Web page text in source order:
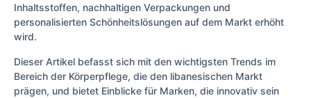
Inhaltsstoffen, nachhaltigen Verpackungen und
personalisierten Schönheitslösungen auf dem Markt erhöht
wird.
Dieser Artikel befasst sich mit den wichtigsten Trends im
Bereich der Körperpflege, die den libanesischen Markt
prägen, und bietet Einblicke für Marken, die innovativ sein